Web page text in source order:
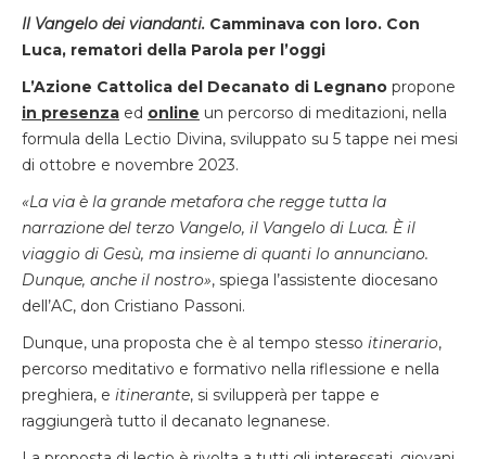
Il Vangelo dei viandanti. Camminava con loro. Con
Luca, rematori della Parola per l’oggi
L’Azione Cattolica del Decanato di Legnano propone
in presenza ed online un percorso di meditazioni, nella
formula della Lectio Divina, sviluppato su 5 tappe nei mesi
di ottobre e novembre 2023.
«La via è la grande metafora che regge tutta la
narrazione del terzo Vangelo, il Vangelo di Luca. È il
viaggio di Gesù, ma insieme di quanti lo annunciano.
Dunque, anche il nostro», spiega l’assistente diocesano
dell’AC, don Cristiano Passoni.
Dunque, una proposta che è al tempo stesso itinerario,
percorso meditativo e formativo nella riflessione e nella
preghiera, e itinerante, si svilupperà per tappe e
raggiungerà tutto il decanato legnanese.